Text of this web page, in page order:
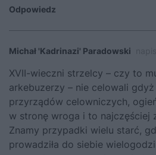
Odpowiedz
Michał 'Kadrinazi' Paradowski
XVII-wieczni strzelcy – czy to
arkebuzerzy – nie celowali
przyrządów celowniczych,
w stronę wroga i to najczęściej
Znamy przypadki wielu starć,
prowadziła do siebie